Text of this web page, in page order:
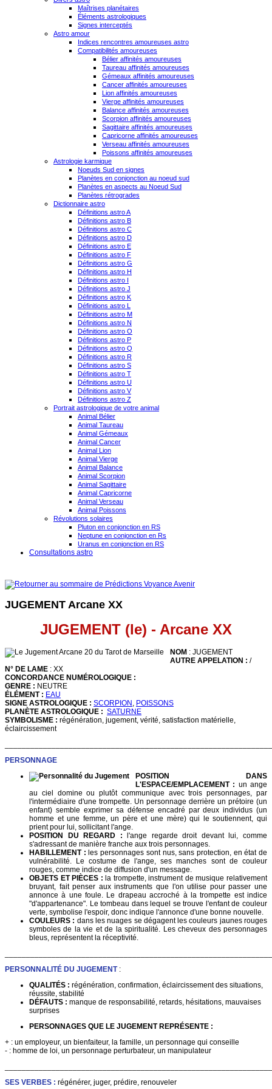
Maîtrises planétaires
Éléments astrologiques
Signes interceptés
Astro amour
Indices rencontres amoureuses astro
Compatibilités amoureuses
Bélier affinités amoureuses
Taureau affinités amoureuses
Gémeaux affinités amoureuses
Cancer affinités amoureuses
Lion affinités amoureuses
Vierge affinités amoureuses
Balance affinités amoureuses
Scorpion affinités amoureuses
Sagittaire affinités amoureuses
Capricorne affinités amoureuses
Verseau affinités amoureuses
Poissons affinités amoureuses
Astrologie karmique
Noeuds Sud en signes
Planètes en conjonction au noeud sud
Planètes en aspects au Noeud Sud
Planètes rétrogrades
Dictionnaire astro
Définitions astro A
Définitions astro B
Définitions astro C
Définitions astro D
Définitions astro E
Définitions astro F
Définitions astro G
Définitions astro H
Définitions astro I
Définitions astro J
Définitions astro K
Définitions astro L
Définitions astro M
Définitions astro N
Définitions astro O
Définitions astro P
Définitions astro Q
Définitions astro R
Définitions astro S
Définitions astro T
Définitions astro U
Définitions astro V
Définitions astro Z
Portrait astrologique de votre animal
Animal Bélier
Animal Taureau
Animal Gémeaux
Animal Cancer
Animal Lion
Animal Vierge
Animal Balance
Animal Scorpion
Animal Sagittaire
Animal Capricorne
Animal Verseau
Animal Poissons
Révolutions solaires
Pluton en conjonction en RS
Neptune en conjonction en Rs
Uranus en conjonction en RS
Consultations astro
JUGEMENT Arcane XX
JUGEMENT (le) - Arcane XX
NOM : JUGEMENT
AUTRE APPELATION : /
N° DE LAME : XX
CONCORDANCE NUMÉROLOGIQUE :
GENRE : NEUTRE
ÉLÉMENT : EAU
SIGNE ASTROLOGIQUE : SCORPION , POISSONS
PLANÈTE ASTROLOGIQUE : SATURNE
SYMBOLISME : régénération, jugement, vérité, satisfaction matérielle,
éclaircissement
PERSONNAGE
POSITION DANS
L'ESPACE/EMPLACEMENT : un ange
au ciel domine ou plutôt communique avec trois personnages, par
l'intermédiaire d'une trompette. Un personnage derrière un prétoire (un
enfant) semble exprimer sa défense encadré par deux individus (un
homme et une femme, un père et une mère) qui le soutiennent, qui
prient pour lui, sollicitant l'ange.
POSITION DU REGARD : l'ange regarde droit devant lui, comme
s'adressant de manière franche aux trois personnages.
HABILLEMENT : les personnages sont nus, sans protection, en état de
vulnérabilité. Le costume de l'ange, ses manches sont de couleur
rouges, comme indice de diffusion d'un message.
OBJETS ET PIÈCES : la trompette, instrument de musique relativement
bruyant, fait penser aux instruments que l'on utilise pour passer une
annonce à une foule. Le drapeau accroché à la trompette est indice
"d'appartenance". Le tombeau dans lequel se trouve l'enfant de couleur
verte, symbolise l'espoir, donc indique l'annonce d'une bonne nouvelle.
COULEURS : dans les nuages se dégagent les couleurs jaunes rouges
symboles de la vie et de la spiritualité. Les cheveux des personnages
bleus, représentent la réceptivité.
PERSONNALITÉ DU JUGEMENT :
QUALITÉS : régénération, confirmation, éclaircissement des situations,
réussite, stabilité
DÉFAUTS : manque de responsabilité, retards, hésitations, mauvaises
surprises
PERSONNAGES QUE LE JUGEMENT REPRÉSENTE :
+ : un employeur, un bienfaiteur, la famille, un personnage qui conseille
- : homme de loi, un personnage perturbateur, un manipulateur
SES VERBES : régénérer, juger, prédire, renouveler